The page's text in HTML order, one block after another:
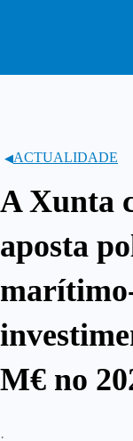
ACTUALIDADE
A Xunta
aposta
M€ no
·